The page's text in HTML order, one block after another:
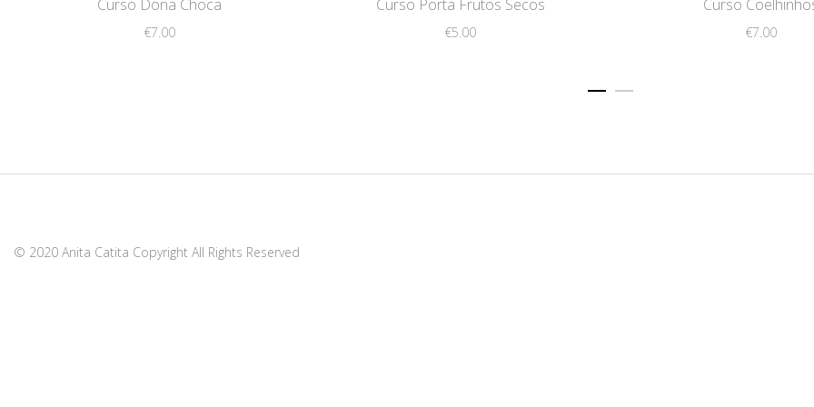
Curso Dona Choca
€7.00
Curso Porta Frutos Secos
€5.00
Curso
€7.00
© 2020 Anita Catita Copyright All Rights Reserved